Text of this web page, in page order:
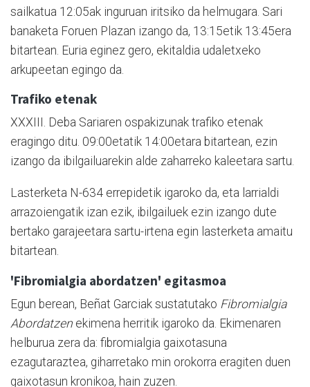
sailkatua 12:05ak inguruan iritsiko da helmugara. Sari
banaketa Foruen Plazan izango da, 13:15etik 13:45era
bitartean. Euria eginez gero, ekitaldia udaletxeko
arkupeetan egingo da.
Trafiko etenak
XXXIII. Deba Sariaren ospakizunak trafiko etenak
eragingo ditu. 09:00etatik 14:00etara bitartean, ezin
izango da ibilgailuarekin alde zaharreko kaleetara sartu.
Lasterketa N-634 errepidetik igaroko da, eta larrialdi
arrazoiengatik izan ezik, ibilgailuek ezin izango dute
bertako garajeetara sartu-irtena egin lasterketa amaitu
bitartean.
'Fibromialgia abordatzen' egitasmoa
Egun berean, Beñat Garciak sustatutako Fibromialgia
Abordatzen ekimena herritik igaroko da. Ekimenaren
helburua zera da: fibromialgia gaixotasuna
ezagutaraztea, giharretako min orokorra eragiten duen
gaixotasun kronikoa, hain zuzen.